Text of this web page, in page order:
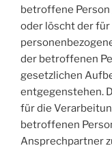
betroffene
oder löscht der
der betroffenen
gesetzlichen
entgegenstehen.
für die
betroffenen
Ansprechpartner